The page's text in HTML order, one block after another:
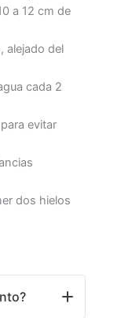
a 12 cm de
alejado del
cada 2
evitar
dos hielos